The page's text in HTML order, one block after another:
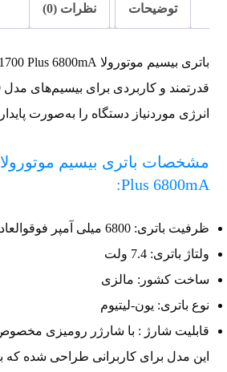
توضیحات نظرات (0)
انرژی موردنیاز دستگاه را به‌صورت
Plus 6800mA:
ظرفیت باتری: 6800 میلی آمپر فوقوالعاده بالا
ولتاژ باتری: 7.4 ولت
ساخت کشور: مالزی
نوع باتری: یون-لیتیوم
قابلیت شارژ : با شارژر رومیزی
این مدل برای کاربرانی طراحی شده که